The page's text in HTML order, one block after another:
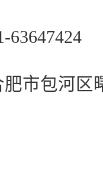
63647424
市包河区